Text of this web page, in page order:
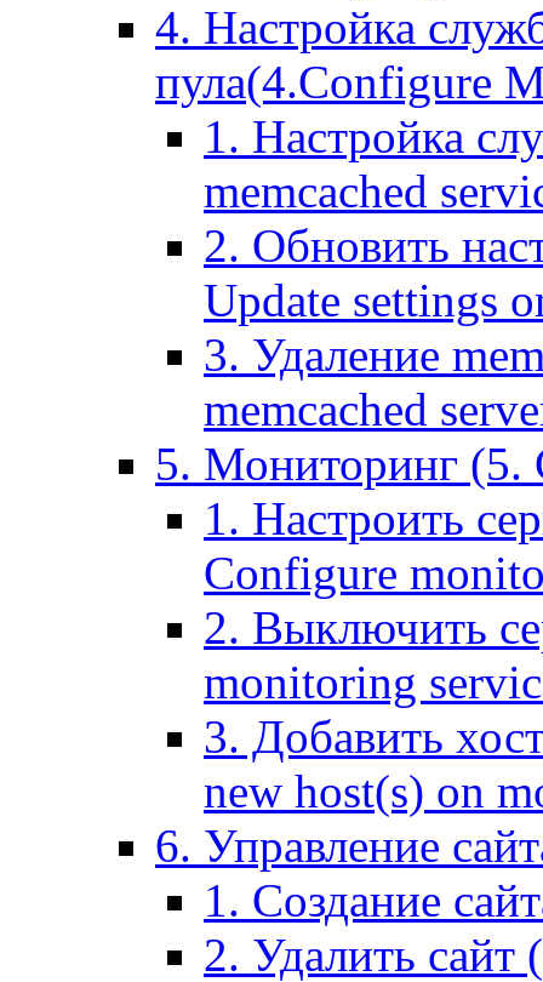
4. Настройка
пула(4.Configure
1. Настройка
memcached
2. Обновить
Update settings
3. Удаление
memcached
5. Мониторинг (5.
1. Настроить
Configure
2. Выключить
monitoring
3. Добавить
new host(s) on
6. Управление
1. Создание
2. Удалить сайт